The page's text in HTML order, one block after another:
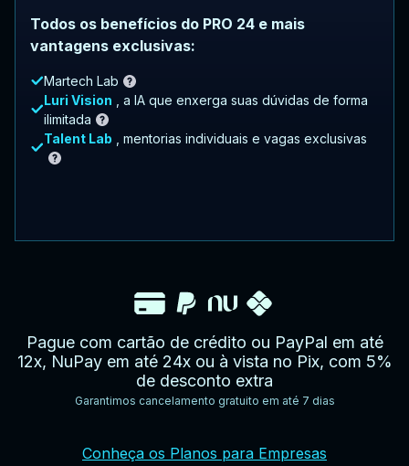
Todos os benefícios do PRO 24 e mais
vantagens exclusivas:
Martech Lab
Luri Vision
, a IA que enxerga suas dúvidas de forma
ilimitada
Talent Lab
, mentorias individuais e vagas exclusivas
Pague com cartão de crédito ou PayPal em até
12x, NuPay em até 24x ou à vista no Pix, com 5%
de desconto extra
Garantimos cancelamento gratuito em até 7 dias
Conheça os Planos para Empresas
Play